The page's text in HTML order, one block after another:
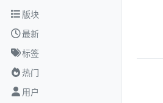
跳转至内容
版块
最新
标签
热门
用户